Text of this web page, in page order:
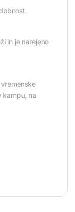
in je narejeno
kampu, na